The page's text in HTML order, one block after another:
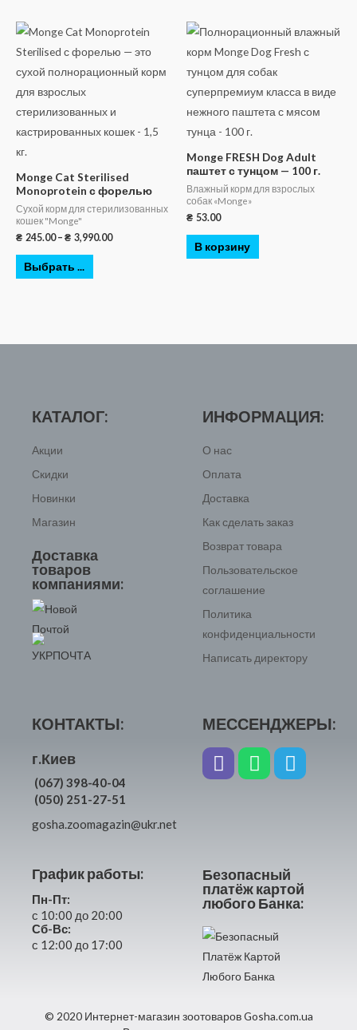
Monge Cat Sterilised
Monoprotein с форелью
Сухой корм для стерилизованных
кошек "Monge"
₴ 245.00– ₴ 3,990.00
Выбрать ...
Monge FRESH Dog Adult
паштет с тунцом — 100 г.
Влажный корм для взрослых
собак «Monge»
₴ 53.00
В корзину
КАТАЛОГ:
Акции
Скидки
Новинки
Магазин
Доставка
товаров
компаниями:
ИНФОРМАЦИЯ:
О нас
Оплата
Доставка
Как сделать заказ
Возврат товара
Пользовательское
соглашение
Политика
конфиденциальности
Написать директору
КОНТАКТЫ:
г.Киев
(067) 398-40-04
(050) 251-27-51
gosha.zoomagazin@ukr.net
График работы:
Пн-Пт:
с 10:00 до 20:00
Сб-Вс:
с 12:00 до 17:00
МЕССЕНДЖЕРЫ:
Безопасный
платёж картой
любого Банка:
© 2020 Интернет-магазин зоотоваров Gosha.com.ua